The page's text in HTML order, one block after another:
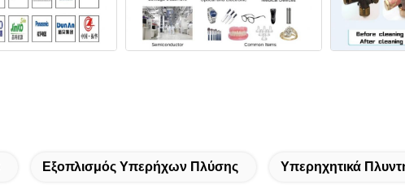
Εξοπλισμός Υπερήχων Πλύσης Υπερηχητικά